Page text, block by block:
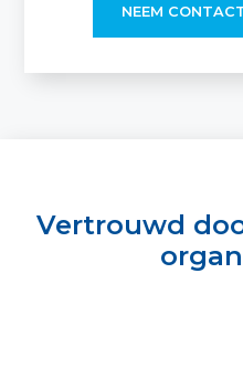
NEEM
Vertrouwd